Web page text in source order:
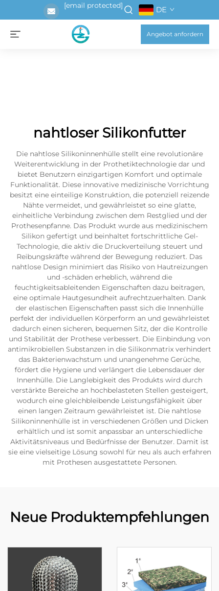
[email protected] DE
Angebot anfordern
nahtloser Silikonfutter
Die nahtlose Silikoninnenhülle stellt eine revolutionäre
Weiterentwicklung in der Prothetiktechnologie dar und
bietet Benutzern einzigartigen Komfort und optimale
Funktionalität. Diese innovative medizinische Vorrichtung
besitzt eine einteilige Konstruktion, die potenziell reizende
Nähte vermeidet, und gewährleistet so eine glatte,
einheitliche Verbindung zwischen dem Restglied und der
Prothesenpfanne. Das Produkt wurde aus medizinischem
Silikon gefertigt und beinhaltet fortschrittliche Gel-
Technologie, die aktiv die Druckverteilung steuert und
Reibungskräfte während der Bewegung reduziert. Das
nahtlose Design minimiert das Risiko von Hautreizungen
und -schäden erheblich, während die
feuchtigkeitsableitenden Eigenschaften dazu beitragen,
eine optimale Hautgesundheit aufrechtzuerhalten. Dank
der elastischen Eigenschaften passt sich die Innenhülle
perfekt der individuellen Körperform an und gewährleistet
dadurch einen sicheren, bequemen Sitz, der die Kontrolle
und Stabilität der Prothese verbessert. Die Einbindung von
antimikrobiellen Substanzen in die Silikonmatrix verhindert
das Bakterienwachstum und unangenehme Gerüche,
fördert die Hygiene und verlängert die Lebensdauer der
Innenhülle. Die Langlebigkeit des Produkts wird durch
verstärkte Bereiche an hochbelasteten Stellen gesteigert,
wodurch eine gleichbleibende Leistungsfähigkeit über
einen langen Zeitraum gewährleistet ist. Die nahtlose
Silikoninnenhülle ist in verschiedenen Größen und Dicken
erhältlich und ist somit anpassbar an unterschiedliche
Aktivitätsniveaus und Bedürfnisse der Benutzer. Damit ist
sie eine vielseitige Lösung sowohl für neu als auch erfahren
mit Prothesen ausgestattete Personen.
Neue Produktempfehlungen